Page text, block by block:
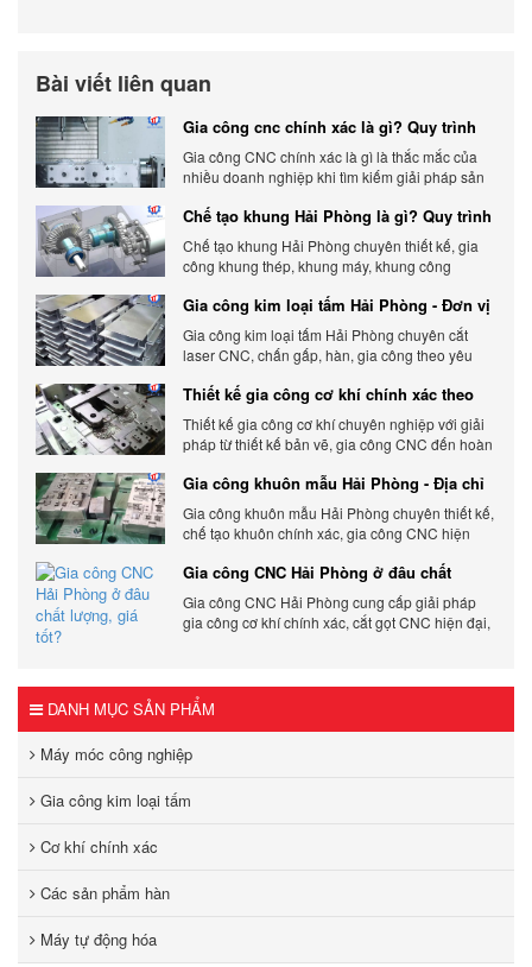
Bài viết liên quan
Gia công cnc chính xác là gì? Quy trình
chính xác, đẳng cấp
Gia công CNC chính xác là gì là thắc mắc của
nhiều doanh nghiệp khi tìm kiếm giải pháp sản
Chế tạo khung Hải Phòng là gì? Quy trình
gia công chi tiết
Chế tạo khung Hải Phòng chuyên thiết kế, gia
công khung thép, khung máy, khung công
chắc và tối ưu chi phí.
Gia công kim loại tấm Hải Phòng - Đơn vị
gia công uy tín 2026
Gia công kim loại tấm Hải Phòng chuyên cắt
laser CNC, chấn gấp, hàn, gia công theo yêu
phí.
Thiết kế gia công cơ khí chính xác theo
yêu cầu
Thiết kế gia công cơ khí chuyên nghiệp với giải
pháp từ thiết kế bản vẽ, gia công CNC đến hoàn
và tiến độ.
Gia công khuôn mẫu Hải Phòng - Địa chỉ
gia công chất lượng
Gia công khuôn mẫu Hải Phòng chuyên thiết kế,
chế tạo khuôn chính xác, gia công CNC hiện
tranh.
Gia công CNC Hải Phòng ở đâu chất
lượng, giá tốt?
Gia công CNC Hải Phòng cung cấp giải pháp
gia công cơ khí chính xác, cắt gọt CNC hiện đại,
DANH MỤC SẢN PHẨM
Máy móc công nghiệp
Gia công kim loại tấm
Cơ khí chính xác
Các sản phẩm hàn
Máy tự động hóa